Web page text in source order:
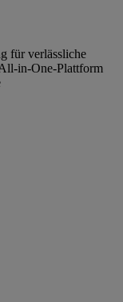
für verlässliche
in-One-Plattform